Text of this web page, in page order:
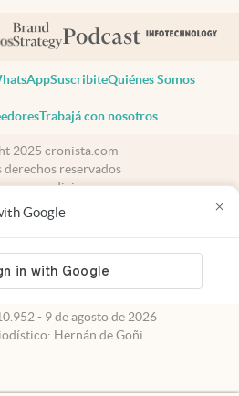
Google ×
SuscribiteQuiénes Somos
Trabajá con nosotros
2025 cronista.com
derechos reservados
y condiciones
Privacidad
El Cronista Comercial S.A Registro de
- 9 de agosto de 2026
Hernán de Goñi